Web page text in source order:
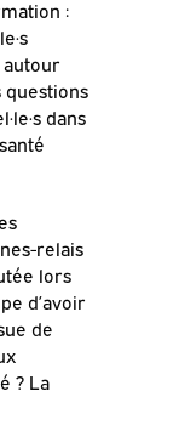
:
autour
questions
dans
relais
lors
d’avoir
de
? La